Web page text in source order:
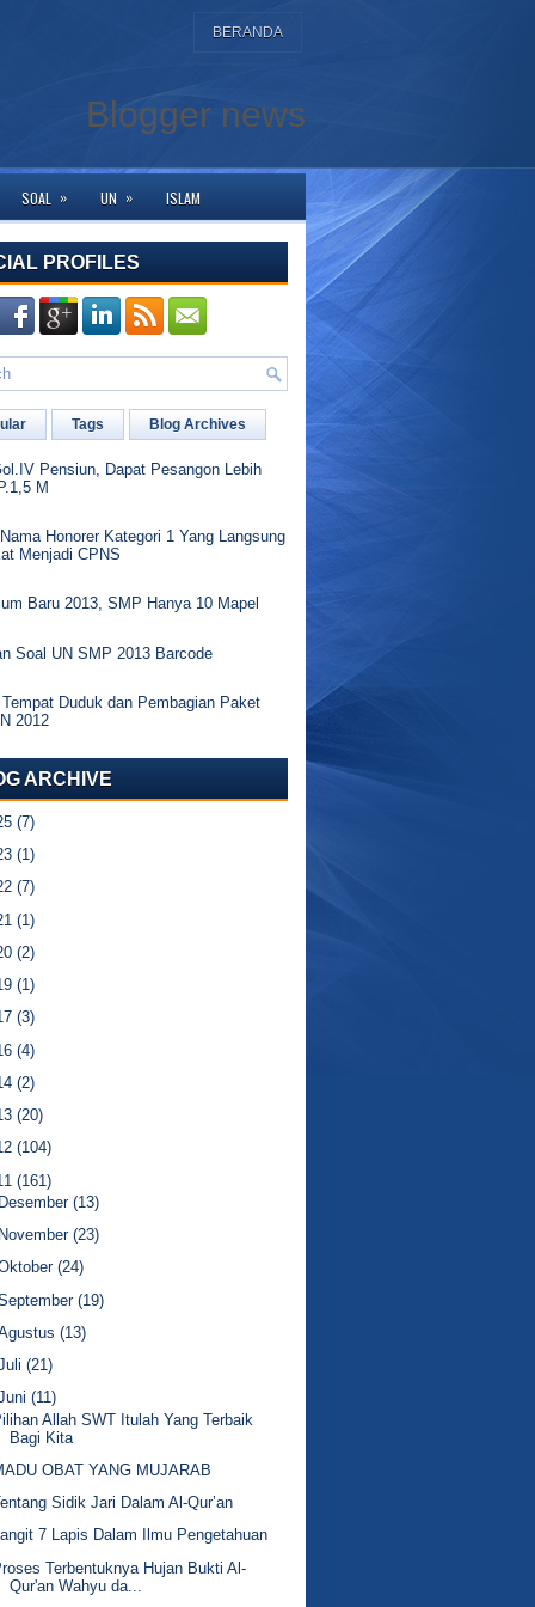
BERANDA
Blogger news
SOAL » UN » ISLAM
ke halaman ini. Bagi yang membutuhkan bantuan silahkan
PROFILES
Tags Blog Archives
Pensiun, Dapat Pesangon Lebih
M
Honorer Kategori 1 Yang Langsung
Menjadi CPNS
Baru 2013, SMP Hanya 10 Mapel
Soal UN SMP 2013 Barcode
Duduk dan Pembagian Paket
2012
ARCHIVE
(7)
(1)
(7)
(1)
(2)
(1)
(3)
(4)
(2)
(20)
(104)
(161)
(13)
(23)
(24)
(19)
(13)
(21)
(11)
Allah SWT Itulah Yang Terbaik
Bagi Kita
OBAT YANG MUJARAB
Sidik Jari Dalam Al-Qur’an
7 Lapis Dalam Ilmu Pengetahuan
Terbentuknya Hujan Bukti Al-
Qur'an Wahyu da...